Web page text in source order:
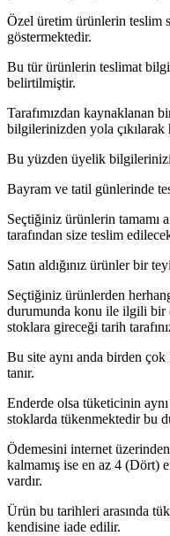
Özel üretim ürünlerin teslim
göstermektedir.
Bu tür ürünlerin teslimat
belirtilmiştir.
Tarafımızdan kaynaklanan
bilgilerinizden yola çıkılarak
Bu yüzden üyelik
Bayram ve tatil günlerinde
Seçtiğiniz ürünlerin tamamı
tarafından size teslim
Satın aldığınız ürünler bir
Seçtiğiniz ürünlerden
durumunda konu ile ilgili bir
stoklara gireceği tarih
Bu site aynı anda birden çok
tanır.
Enderde olsa tüketicinin
stoklarda tükenmektedir bu
Ödemesini internet
kalmamış ise en az 4 (Dört)
vardır.
Ürün bu tarihleri arasında
kendisine iade edilir.